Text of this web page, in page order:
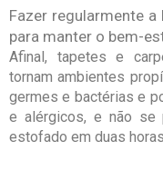
Fazer regularmente a
para manter o bem-
Afinal, tapetes e
tornam ambientes
germes e bactérias e
e alérgicos, e não se
estofado em duas